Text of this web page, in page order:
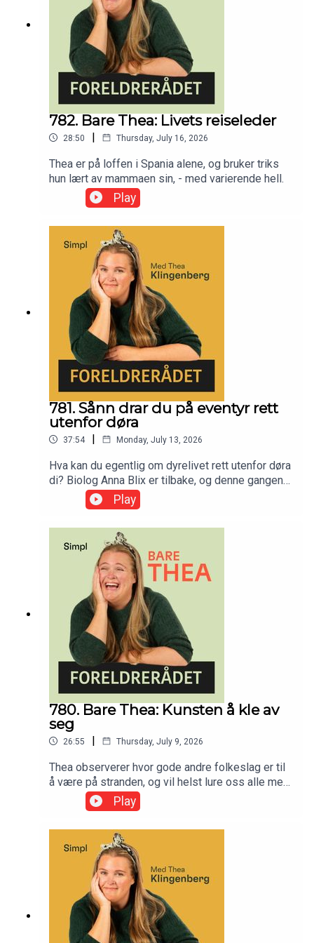
782. Bare Thea: Livets reiseleder
28:50 | Thursday, July 16, 2026
Thea er på loffen i Spania alene, og bruker triks
hun lært av mammaen sin, - med varierende hell.
Play
781. Sånn drar du på eventyr rett
utenfor døra
37:54 | Monday, July 13, 2026
Hva kan du egentlig om dyrelivet rett utenfor døra
di? Biolog Anna Blix er tilbake, og denne gangen
tar hun oss med på et gratis sommereventyr, rett
utenfor døra di. Vi snakker om meitemarker som
besøker hverandre, fugler med hukommelse og
det morsomme livet som venter i fjæra. Ingen
insekter i Norge er farlige, så ingen unnskyldning
her! Ta med ungene, grav i jorda og bli overbevist
om at du faktisk ikke trenger å dra til syden for å
skape eventyr for ungene dine.
Play
780. Bare Thea: Kunsten å kle av
seg
26:55 | Thursday, July 9, 2026
Thea observerer hvor gode andre folkeslag er til
å være på stranden, og vil helst lure oss alle med
på en spansk fristrand i to uker (minst), for
folkehelsens skyld.
Play